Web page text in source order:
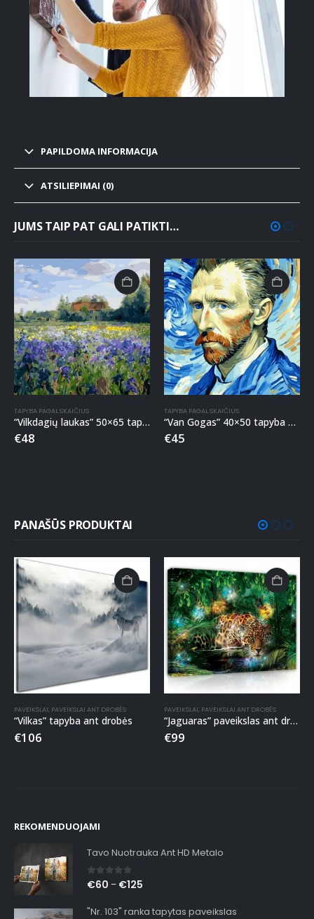
PAPILDOMA INFORMACIJA
ATSILIEPIMAI (0)
JUMS TAIP PAT GALI PATIKTI…
TAPYBA PAGAL SKAIČIUS
“Vilkdagių laukas” 50×65 tapyba pagal skaičius
€48
TAPYBA PAGAL SKAIČIUS
“Van Gogas” 40×50 tapyba pagal skaičius
€45
PANAŠŪS PRODUKTAI
PAVEIKSLAI, PAVEIKSLAI ANT DROBĖS
“Vilkas” tapyba ant drobės
€106
PAVEIKSLAI, PAVEIKSLAI ANT DROBĖS
“Jaguaras” paveikslas ant drobės
€99
REKOMENDUOJAMI
Tavo Nuotrauka Ant HD Metalo
0out of 5
€60 – €125
"Nr. 103" ranka tapytas paveikslas